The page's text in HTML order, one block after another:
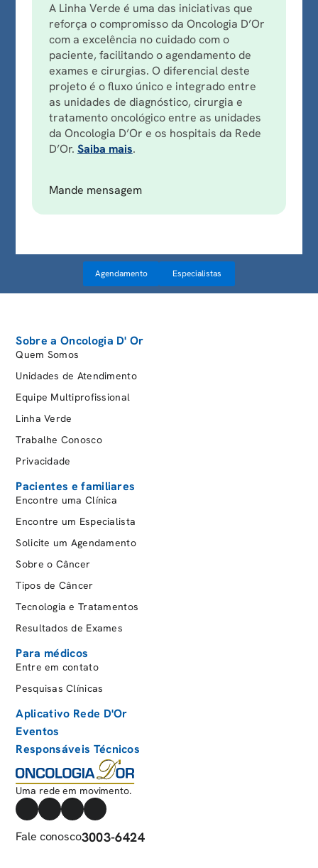
A Linha Verde é uma das iniciativas que
reforça o compromisso da Oncologia D’Or
com a excelência no cuidado com o
paciente, facilitando o agendamento de
exames e cirurgias. O diferencial deste
projeto é o fluxo único e integrado entre
as unidades de diagnóstico, cirurgia e
tratamento oncológico entre as unidades
da Oncologia D’Or e os hospitais da Rede
D’Or. Saiba mais.
Mande mensagem
Agendamento Especialistas
Sobre a Oncologia D' Or
Quem Somos
Unidades de Atendimento
Equipe Multiprofissional
Linha Verde
Trabalhe Conosco
Privacidade
Pacientes e familiares
Encontre uma Clínica
Encontre um Especialista
Solicite um Agendamento
Sobre o Câncer
Tipos de Câncer
Tecnologia e Tratamentos
Resultados de Exames
Para médicos
Entre em contato
Pesquisas Clínicas
Aplicativo Rede D'Or
Eventos
Responsáveis Técnicos
Uma rede em movimento.
Fale conosco3003-6424